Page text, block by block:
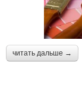
читать дальше →